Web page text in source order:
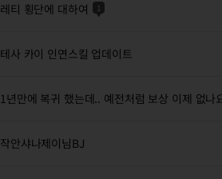
레티 횡단에 대하여 1
테사 카이 인연스킬 업데이트
1년만에 복귀 했는데.. 예전처럼 보상 이제 없나
작안샤나제이님BJ